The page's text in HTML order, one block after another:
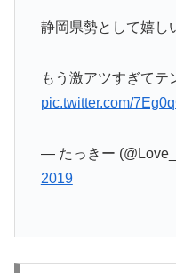
静岡県勢として嬉し
もう激アツすぎてテ
pic.twitter.com/
— たっきー
2019